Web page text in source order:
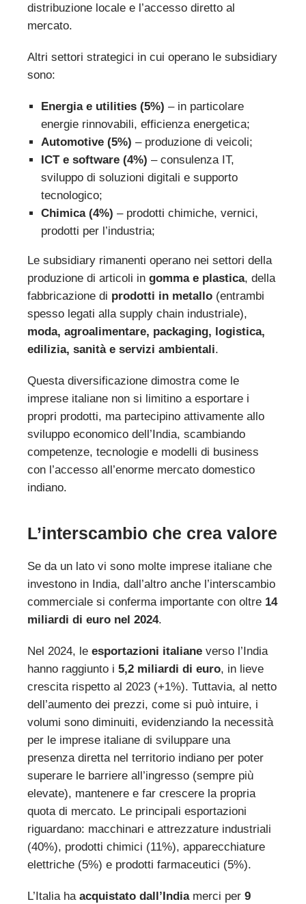
distribuzione locale e l’accesso diretto al
mercato.
Altri settori strategici in cui operano le subsidiary
sono:
Energia e utilities (5%) – in particolare
energie rinnovabili, efficienza energetica;
Automotive (5%) – produzione di veicoli;
ICT e software (4%) – consulenza IT,
sviluppo di soluzioni digitali e supporto
tecnologico;
Chimica (4%) – prodotti chimiche, vernici,
prodotti per l’industria;
Le subsidiary rimanenti operano nei settori della
produzione di articoli in gomma e plastica, della
fabbricazione di prodotti in metallo (entrambi
spesso legati alla supply chain industriale),
moda, agroalimentare, packaging, logistica,
edilizia, sanità e servizi ambientali.
Questa diversificazione dimostra come le
imprese italiane non si limitino a esportare i
propri prodotti, ma partecipino attivamente allo
sviluppo economico dell’India, scambiando
competenze, tecnologie e modelli di business
con l’accesso all’enorme mercato domestico
indiano.
L’interscambio che crea valore
Se da un lato vi sono molte imprese italiane che
investono in India, dall’altro anche l’interscambio
commerciale si conferma importante con oltre 14
miliardi di euro nel 2024.
Nel 2024, le esportazioni italianeverso l’India
hanno raggiunto i 5,2 miliardi di euro, in lieve
crescita rispetto al 2023 (+1%). Tuttavia, al netto
dell’aumento dei prezzi, come si può intuire, i
volumi sono diminuiti, evidenziando la necessità
per le imprese italiane di sviluppare una
presenza diretta nel territorio indiano per poter
superare le barriere all’ingresso (sempre più
elevate), mantenere e far crescere la propria
quota di mercato. Le principali esportazioni
riguardano: macchinari e attrezzature industriali
(40%), prodotti chimici (11%), apparecchiature
elettriche (5%) e prodotti farmaceutici (5%).
L’Italia ha acquistato dall’India merci per 9